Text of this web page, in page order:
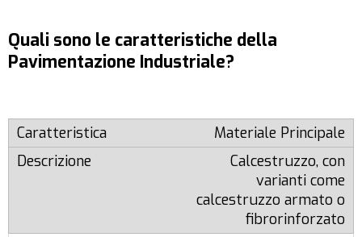
Quali sono le caratteristiche della
Pavimentazione Industriale?
Materiale Principale
Calcestruzzo, con
varianti come
calcestruzzo armato o
fibrorinforzato